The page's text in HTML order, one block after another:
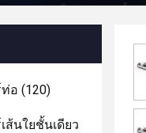
ท่อ (120)
ส้นใยชั้นเดียว